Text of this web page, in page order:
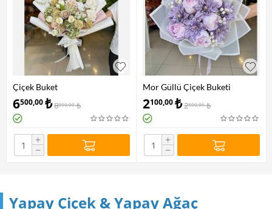
Çiçek Buket
6500,00₺8000,00 ₺
+
−
Mor Güllü Çiçek Buketi
2100,00₺2500,00 ₺
+
−
Yapay Çiçek & Yapay Ağaç